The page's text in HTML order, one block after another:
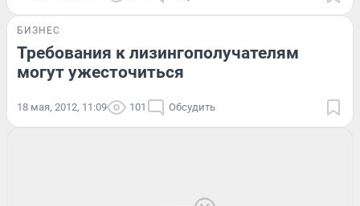
БИЗНЕС
Требования к лизингополучателям
могут ужесточиться
18 мая, 2012, 11:09 101 Обсудить